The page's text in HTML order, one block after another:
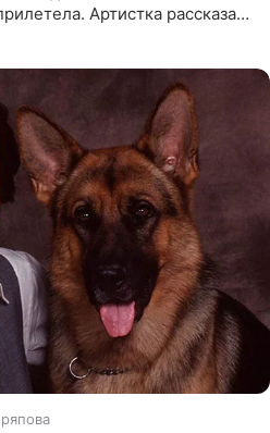
Артистка рассказала